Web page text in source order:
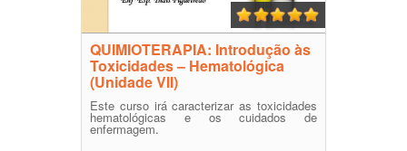
QUIMIOTERAPIA: Introdução às
Toxicidades – Hematológica
(Unidade VII)
Este curso irá caracterizar as toxicidades
hematológicas e os cuidados de
enfermagem.